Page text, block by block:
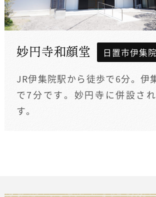
妙円寺和顔堂 日置市伊集
JR伊集院駅から徒歩で6分。伊
で7分です。妙円寺に併設さ
す。